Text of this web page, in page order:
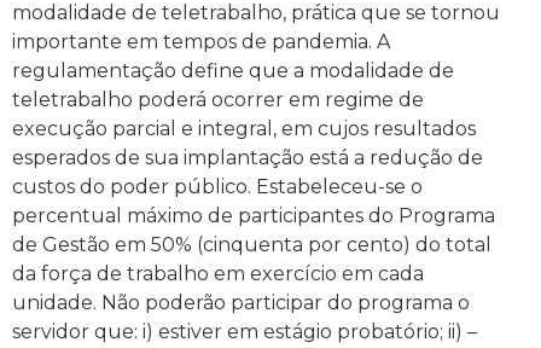
modalidade de teletrabalho, prática que se tornou
importante em tempos de pandemia. A
regulamentação define que a modalidade de
teletrabalho poderá ocorrer em regime de
execução parcial e integral, em cujos resultados
esperados de sua implantação está a redução de
custos do poder público. Estabeleceu-se o
percentual máximo de participantes do Programa
de Gestão em 50% (cinquenta por cento) do total
da força de trabalho em exercício em cada
unidade. Não poderão participar do programa o
servidor que: i) estiver em estágio probatório; ii) –